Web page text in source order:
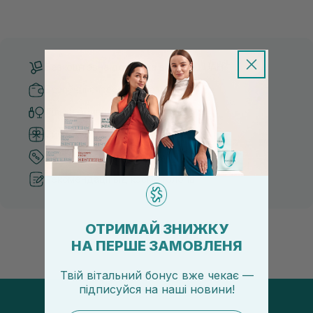
Безкоштовна доставка від 3000 UAH
Безпечні способи оплати
Тільки оригінальна косметика
Система бонусів та лояльності
Кращі ціни та топ товари
Рекомендації від косметологів
ОТРИМАЙ ЗНИЖКУ
НА ПЕРШЕ ЗАМОВЛЕНЯ
Твій вітальний бонус вже чекає —
підписуйся на наші новини!